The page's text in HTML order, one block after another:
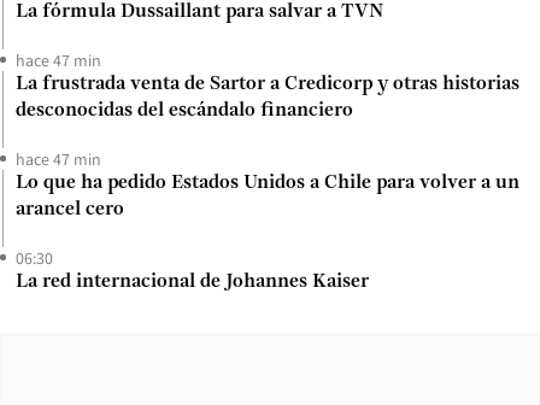
La fórmula Dussaillant para salvar a TVN
hace 47 min
La frustrada venta de Sartor a Credicorp y otras historias
desconocidas del escándalo financiero
hace 47 min
Lo que ha pedido Estados Unidos a Chile para volver a un
arancel cero
06:30
La red internacional de Johannes Kaiser